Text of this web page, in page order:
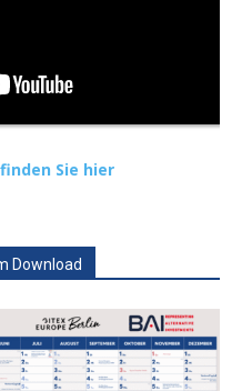
Sie hier
Download